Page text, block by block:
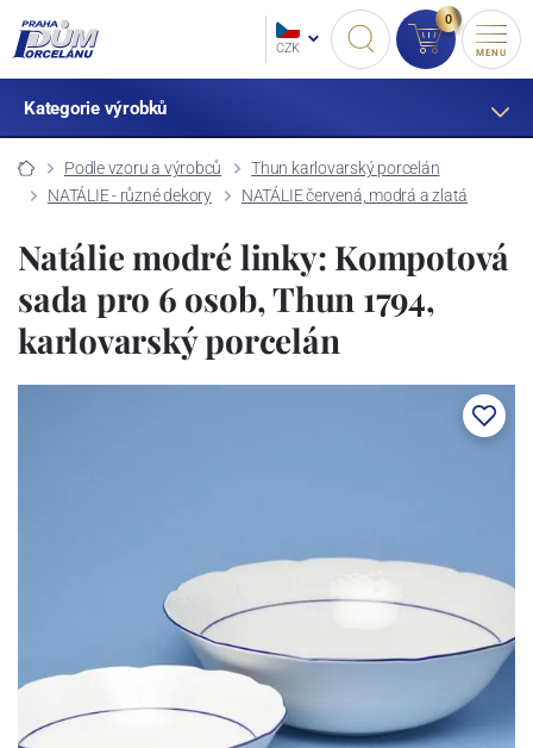
CZK
0
MENU
Kategorie výrobků
Podle vzoru a výrobců
Thun karlovarský porcelán
NATÁLIE - různé dekory
NATÁLIE červená, modrá a zlatá
Natálie modré linky: Kompotová
sada pro 6 osob, Thun 1794,
karlovarský porcelán